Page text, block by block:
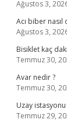
Ağustos 3,
Acı biber nasıl
Ağustos 3,
Bisiklet kaç
Temmuz 30,
Avar nedir ?
Temmuz 30,
Uzay
Temmuz 29,